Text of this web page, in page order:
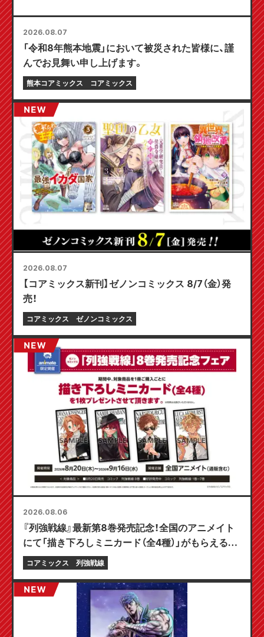
2026.08.07
「令和8年熊本地震」において被災された皆様に、謹
んでお見舞い申し上げます。
熊本コアミックス コアミックス
2026.08.07
【コアミックス新刊】ゼノンコミックス 8/7（金）発
売！
コアミックス ゼノンコミックス
2026.08.06
『列強戦線』最新第8巻発売記念！全国のアニメイト
にて「描き下ろしミニカード（全4種）」がもらえる限
定フェアが8月20日より開催決定！
コアミックス 列強戦線